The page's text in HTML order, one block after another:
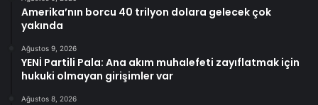
Amerika’nın borcu 40 trilyon dolara gelecek çok
yakında
Ağustos 9, 2026
YENİ Partili Pala: Ana akım muhalefeti zayıflatmak için
hukuki olmayan girişimler var
Ağustos 8, 2026